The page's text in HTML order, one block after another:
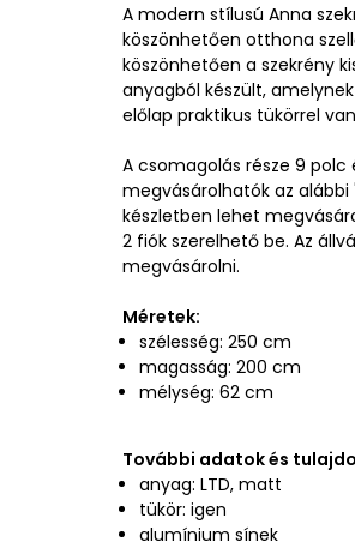
A modern stílusú Anna
köszönhetően otthona
köszönhetően a szekrény
anyagból készült,
előlap praktikus tükörrel
A csomagolás része 9
megvásárolhatók az alábbi
készletben lehet
2 fiók szerelhető be. Az
megvásárolni.
Méretek:
szélesség: 250 cm
magasság: 200 cm
mélység: 62 cm
További adatok és
anyag: LTD, matt
tükör: igen
alumínium sínek